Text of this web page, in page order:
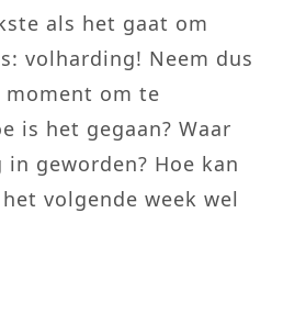
als het gaat om
volharding! Neem dus
moment om te
is het gegaan? Waar
geworden? Hoe kan
volgende week wel